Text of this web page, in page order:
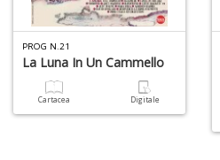
PROG N.21
La Luna In Un Cammello
Cartacea Digitale